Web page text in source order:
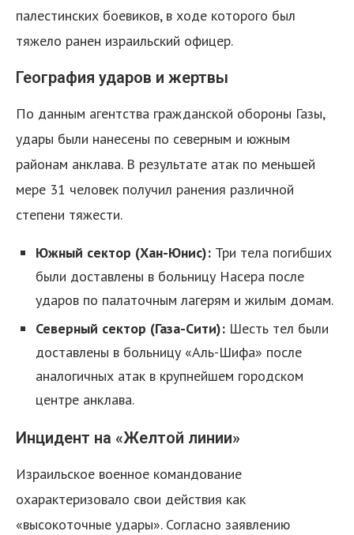
палестинских боевиков, в ходе которого был
тяжело ранен израильский офицер.
География ударов и жертвы
По данным агентства гражданской обороны Газы,
удары были нанесены по северным и южным
районам анклава. В результате атак по меньшей
мере 31 человек получил ранения различной
степени тяжести.
Южный сектор (Хан-Юнис): Три тела погибших
были доставлены в больницу Насера после
ударов по палаточным лагерям и жилым домам.
Северный сектор (Газа-Сити): Шесть тел были
доставлены в больницу «Аль-Шифа» после
аналогичных атак в крупнейшем городском
центре анклава.
Инцидент на «Желтой линии»
Израильское военное командование
охарактеризовало свои действия как
«высокоточные удары». Согласно заявлению